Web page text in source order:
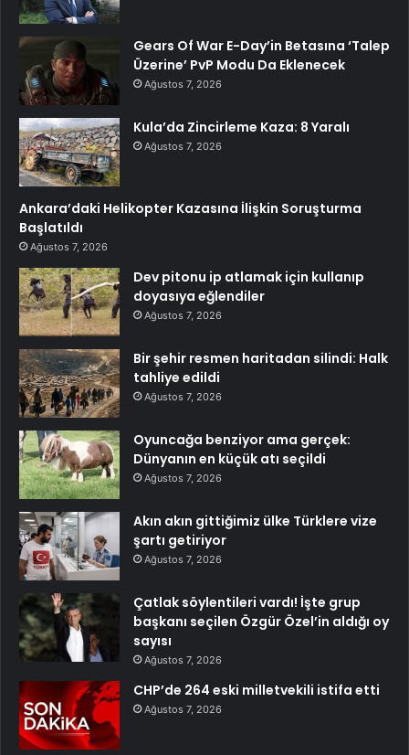
Gears Of War E-Day’in Betasına ‘Talep
Üzerine’ PvP Modu Da Eklenecek
Ağustos 7, 2026
Kula’da Zincirleme Kaza: 8 Yaralı
Ağustos 7, 2026
Ankara’daki Helikopter Kazasına İlişkin Soruşturma
Başlatıldı
Ağustos 7, 2026
Dev pitonu ip atlamak için kullanıp
doyasıya eğlendiler
Ağustos 7, 2026
Bir şehir resmen haritadan silindi: Halk
tahliye edildi
Ağustos 7, 2026
Oyuncağa benziyor ama gerçek:
Dünyanın en küçük atı seçildi
Ağustos 7, 2026
Akın akın gittiğimiz ülke Türklere vize
şartı getiriyor
Ağustos 7, 2026
Çatlak söylentileri vardı! İşte grup
başkanı seçilen Özgür Özel’in aldığı oy
sayısı
Ağustos 7, 2026
CHP’de 264 eski milletvekili istifa etti
Ağustos 7, 2026